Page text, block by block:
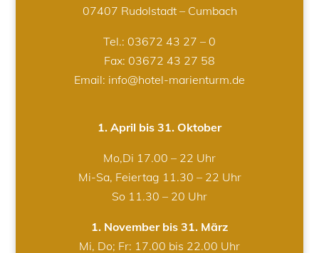
07407 Rudolstadt – Cumbach
Tel.: 03672 43 27 – 0
Fax: 03672 43 27 58
Email: info@hotel-marienturm.de
1. April bis 31. Oktober
Mo,Di 17.00 – 22 Uhr
Mi-Sa, Feiertag 11.30 – 22 Uhr
So 11.30 – 20 Uhr
1. November bis 31. März
Mi, Do; Fr: 17.00 bis 22.00 Uhr